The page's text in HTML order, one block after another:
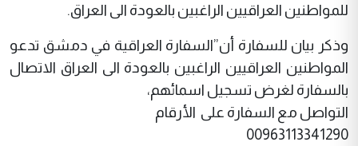
للمواطنين العراقيين الراغبين بالعودة الى العراق.
وذكر بيان للسفارة أن”السفارة العراقية في دمشق تدعو
المواطنين العراقيين الراغبين بالعودة الى العراق الاتصال
بالسفارة لغرض تسجيل اسمائهم،
التواصل مع السفارة على الأرقام
00963113341290